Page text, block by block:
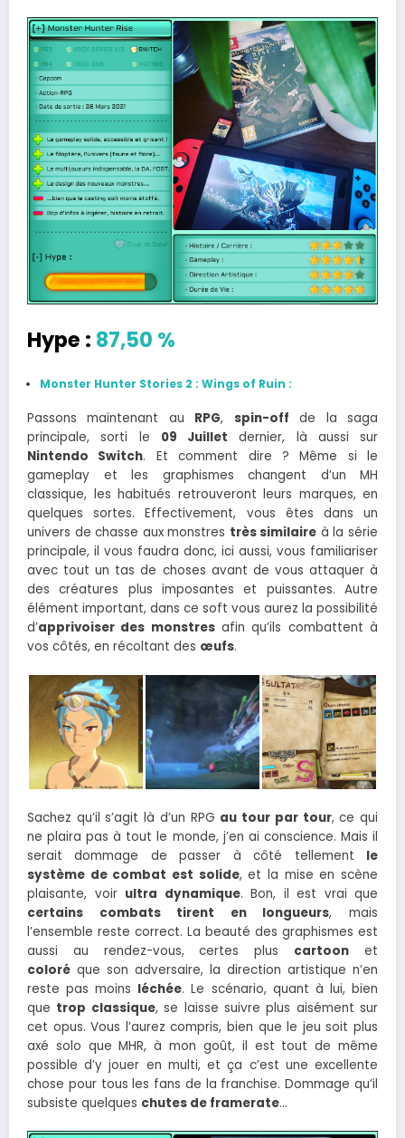
Hype : 87,50 %
Monster Hunter Stories 2 : Wings of Ruin :
Passons maintenant au RPG, spin-off de la saga
principale, sorti le 09 Juillet dernier, là aussi sur
Nintendo Switch. Et comment dire ? Même si le
gameplay et les graphismes changent d’un MH
classique, les habitués retrouveront leurs marques, en
quelques sortes. Effectivement, vous êtes dans un
univers de chasse aux monstres très similaire à la série
principale, il vous faudra donc, ici aussi, vous familiariser
avec tout un tas de choses avant de vous attaquer à
des créatures plus imposantes et puissantes. Autre
élément important, dans ce soft vous aurez la possibilité
d’apprivoiser des monstresafin qu’ils combattent à
vos côtés, en récoltant des œufs.
Sachez qu’il s’agit là d’un RPG au tour par tour, ce qui
ne plaira pas à tout le monde, j’en ai conscience. Mais il
serait dommage de passer à côté tellement le
système de combat est solide, et la mise en scène
plaisante, voir ultra dynamique. Bon, il est vrai que
certains combats tirent en longueurs, mais
l’ensemble reste correct. La beauté des graphismes est
aussi au rendez-vous, certes plus cartoon et
coloré que son adversaire, la direction artistique n’en
reste pas moins léchée. Le scénario, quant à lui, bien
que trop classique, se laisse suivre plus aisément sur
cet opus. Vous l’aurez compris, bien que le jeu soit plus
axé solo que MHR, à mon goût, il est tout de même
possible d’y jouer en multi, et ça c’est une excellente
chose pour tous les fans de la franchise. Dommage qu’il
subsiste quelques chutes de framerate…